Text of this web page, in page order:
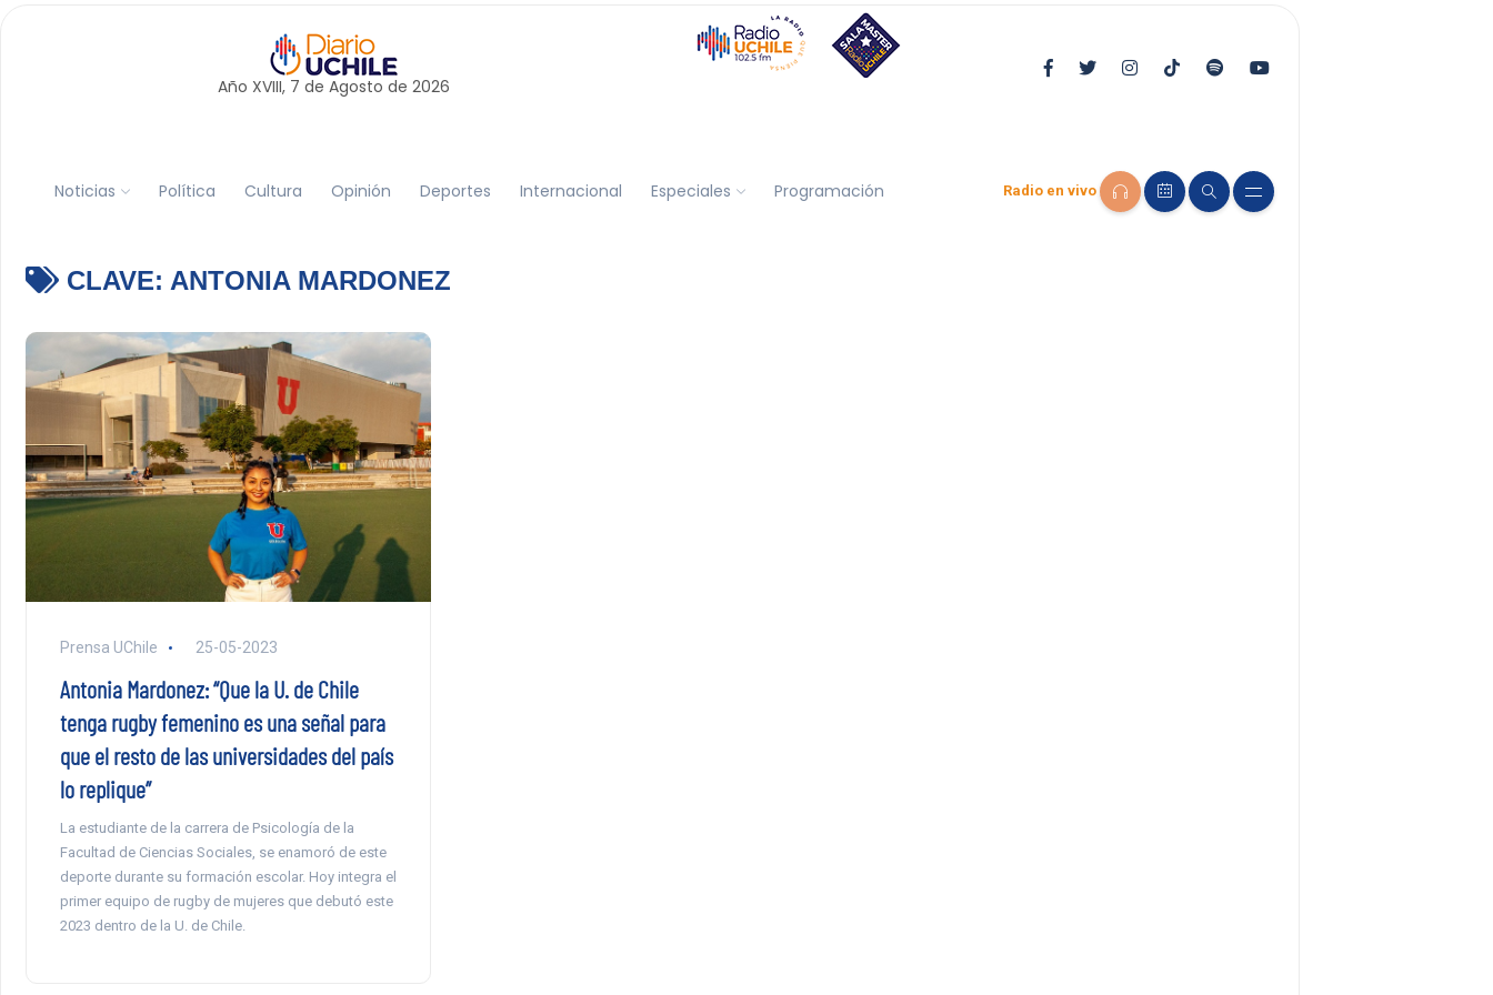
Año XVIII, 7 de Agosto de 2026
Noticias Política Cultura Opinión Deportes Internacional Especiales Programación Radio en vivo
CLAVE: ANTONIA MARDONEZ
Prensa UChile 25-05-2023
Antonia Mardonez: “Que la U. de Chile
tenga rugby femenino es una señal para
que el resto de las universidades del país
lo replique”
La estudiante de la carrera de Psicología de la
Facultad de Ciencias Sociales, se enamoró de este
deporte durante su formación escolar. Hoy integra el
primer equipo de rugby de mujeres que debutó este
2023 dentro de la U. de Chile.